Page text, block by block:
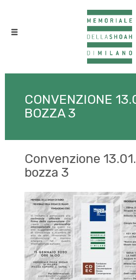
CONVENZIONE
BOZZA 3
Convenzione
bozza 3